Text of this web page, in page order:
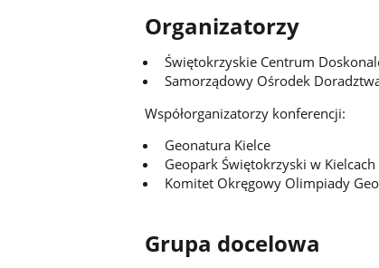
Organizatorzy
Świętokrzyskie Centrum
Samorządowy Ośrodek
Współorganizatorzy konferencji:
Geonatura Kielce
Geopark Świętokrzyski w Kielcach
Komitet Okręgowy Olimpiady
Grupa docelowa